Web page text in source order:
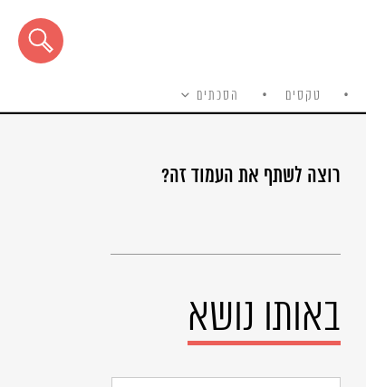
טקסים הסכתים
רוצה לשתף את העמוד זה?
באותו נושא